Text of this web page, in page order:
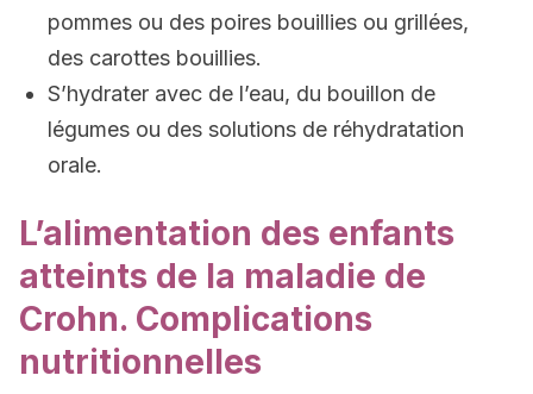
pommes ou des poires bouillies ou grillées,
des carottes bouillies.
S’hydrater avec de l’eau, du bouillon de
légumes ou des solutions de réhydratation
orale.
L’alimentation des enfants
atteints de la maladie de
Crohn. Complications
nutritionnelles